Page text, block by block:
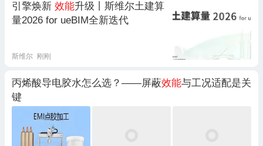
引擎焕新 效能升级丨斯维尔土建算
量2026 for ueBIM全新迭代
斯维尔 刚刚
丙烯酸导电胶水怎么选？——屏蔽效能与工况适配是关
键